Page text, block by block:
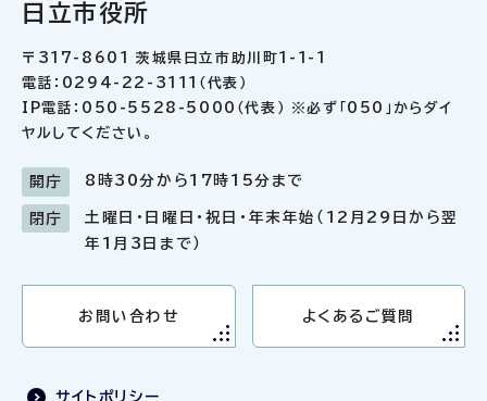
日立市役所
〒317-8601 茨城県日立市助川町1-1-1
電話：0294-22-3111（代表）
IP電話：050-5528-5000（代表） ※必ず「050」からダイ
ヤルしてください。
開庁 8時30分から17時15分まで
閉庁
土曜日・日曜日・祝日・年末年始（12月29日から翌
年1月3日まで）
お問い合わせ よくあるご質問
サイトポリシー